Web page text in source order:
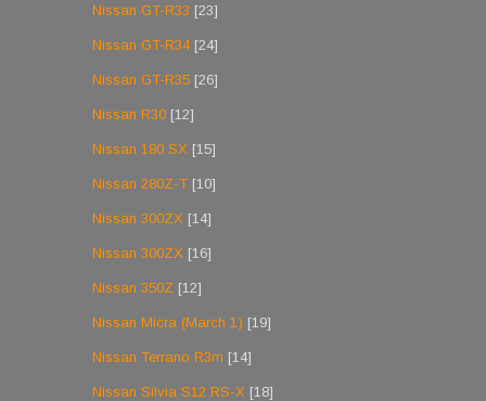
Nissan GT-R33 [23]
Nissan GT-R34 [24]
Nissan GT-R35 [26]
Nissan R30 [12]
Nissan 180 SX [15]
Nissan 280Z-T [10]
Nissan 300ZX [14]
Nissan 300ZX [16]
Nissan 350Z [12]
Nissan Micra (March 1) [19]
Nissan Terrano R3m [14]
Nissan Silvia S12 RS-X [18]